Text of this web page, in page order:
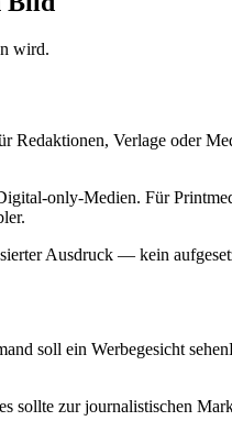
wird.
Verlage oder
only-Medien. Für
Ausdruck — kein
soll ein Werbegesicht
zur journalistischen